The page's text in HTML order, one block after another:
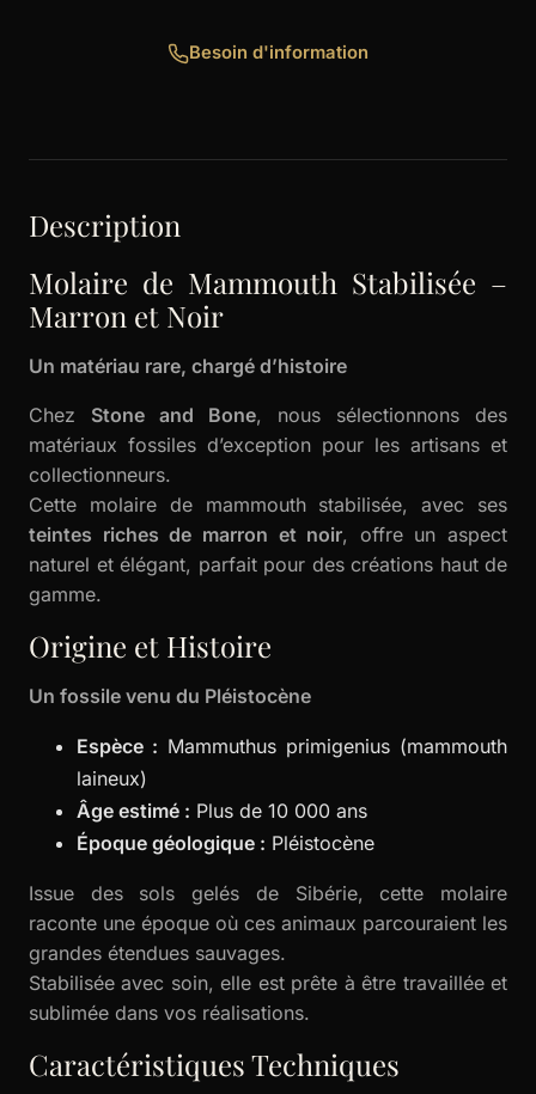
Besoin d'information
Description
Molaire de Mammouth Stabilisée –
Marron et Noir
Un matériau rare, chargé d’histoire
Chez Stone and Bone, nous sélectionnons des
matériaux fossiles d’exception pour les artisans et
collectionneurs.
Cette molaire de mammouth stabilisée, avec ses
teintes riches de marron et noir, offre un aspect
naturel et élégant, parfait pour des créations haut de
gamme.
Origine et Histoire
Un fossile venu du Pléistocène
Espèce : Mammuthus primigenius (mammouth
laineux)
Âge estimé : Plus de 10 000 ans
Époque géologique : Pléistocène
Issue des sols gelés de Sibérie, cette molaire
raconte une époque où ces animaux parcouraient les
grandes étendues sauvages.
Stabilisée avec soin, elle est prête à être travaillée et
sublimée dans vos réalisations.
Caractéristiques Techniques